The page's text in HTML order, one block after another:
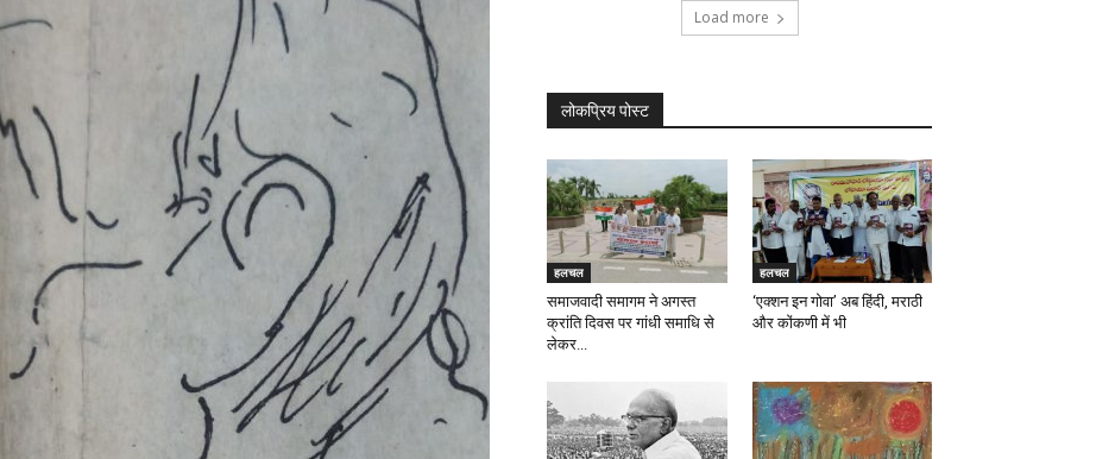
Load more
लोकप्रिय पोस्ट
हलचल
समाजवादी समागम ने अगस्त
क्रांति दिवस पर गांधी समाधि से
लेकर...
हलचल
‘एक्शन इन गोवा’ अब हिंदी, मराठी
और कोंकणी में भी